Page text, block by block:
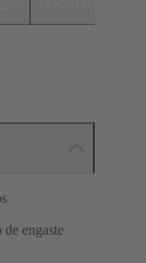
de engaste